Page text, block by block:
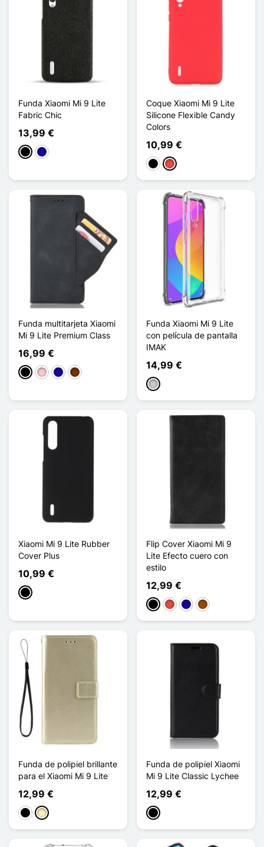
Funda Xiaomi Mi 9 Lite
Fabric Chic
13,99 €
NegroAzul oscuro
Coque Xiaomi Mi 9 Lite
Silicone Flexible Candy
Colors
10,99 €
Negro
Rojo
Funda multitarjeta Xiaomi
Mi 9 Lite Premium Class
16,99 €
NegroRosaAzul oscuro
Café
Funda Xiaomi Mi 9 Lite
con película de pantalla
IMAK
14,99 €
Transparente
Xiaomi Mi 9 Lite Rubber
Cover Plus
10,99 €
Negro
Flip Cover Xiaomi Mi 9
Lite Efecto cuero con
estilo
12,99 €
NegroRojoAzul oscuro
Marrón
Funda de polipiel brillante
para el Xiaomi Mi 9 Lite
12,99 €
Negro
Oro
Funda de polipiel Xiaomi
Mi 9 Lite Classic Lychee
12,99 €
Negro